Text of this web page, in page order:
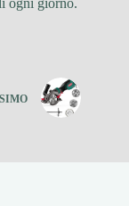
ogni giorno.